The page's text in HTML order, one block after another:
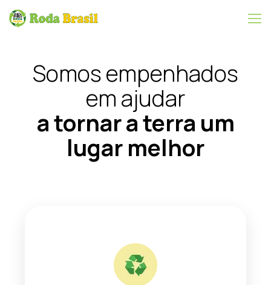
Somos empenhados
em ajudar
a tornar a terra um
lugar melhor